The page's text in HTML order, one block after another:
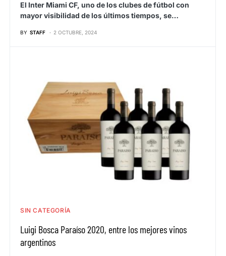
El Inter Miami CF, uno de los clubes de fútbol con
mayor visibilidad de los últimos tiempos, se…
BY STAFF 2 OCTUBRE, 2024
SIN CATEGORÍA
Luigi Bosca Paraíso 2020, entre los mejores vinos
argentinos